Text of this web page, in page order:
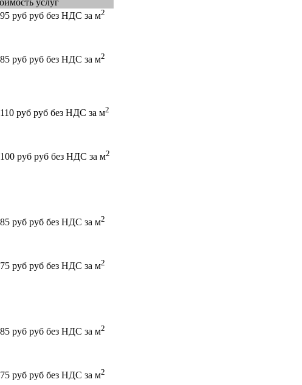
руб руб без НДС за м2
руб руб без НДС за м2
руб руб без НДС за м2
руб руб без НДС за м2
руб руб без НДС за м2
руб руб без НДС за м2
руб руб без НДС за м2
руб руб без НДС за м2